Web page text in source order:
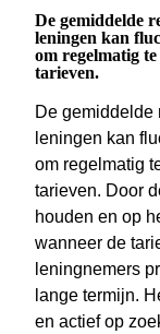
De gemiddelde
leningen kan
om regelmatig
tarieven.
De gemiddelde
leningen kan
om regelmatig
tarieven. Door
houden en op
wanneer de
leningnemers
lange termijn.
en actief op